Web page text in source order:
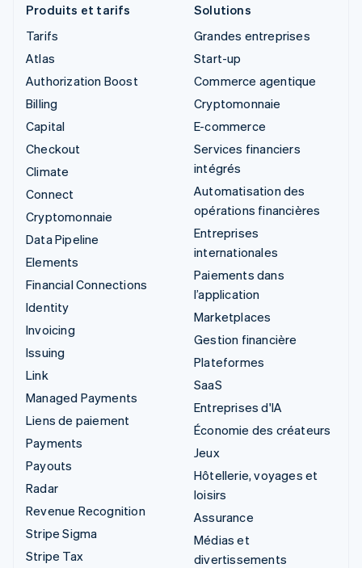
Produits et tarifs
Tarifs
Atlas
Authorization Boost
Billing
Capital
Checkout
Climate
Connect
Cryptomonnaie
Data Pipeline
Elements
Financial Connections
Identity
Invoicing
Issuing
Link
Managed Payments
Liens de paiement
Payments
Payouts
Radar
Revenue Recognition
Stripe Sigma
Stripe Tax
Solutions
Grandes entreprises
Start-up
Commerce agentique
Cryptomonnaie
E-commerce
Services financiers
intégrés
Automatisation des
opérations financières
Entreprises
internationales
Paiements dans
l’application
Marketplaces
Gestion financière
Plateformes
SaaS
Entreprises d'IA
Économie des créateurs
Jeux
Hôtellerie, voyages et
loisirs
Assurance
Médias et
divertissements